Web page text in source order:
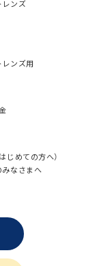
レンズ
ンズ用
じめての方へ）
なさまへ